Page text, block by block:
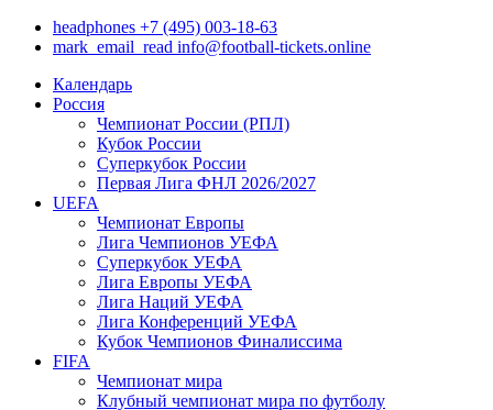
headphones +7 (495) 003-18-63
mark_email_read info@football-tickets.online
Календарь
Россия
Чемпионат России (РПЛ)
Кубок России
Суперкубок России
Первая Лига ФНЛ 2026/2027
UEFA
Чемпионат Европы
Лига Чемпионов УЕФА
Суперкубок УЕФА
Лига Европы УЕФА
Лига Наций УЕФА
Лига Конференций УЕФА
Кубок Чемпионов Финалиссима
FIFA
Чемпионат мира
Клубный чемпионат мира по футболу